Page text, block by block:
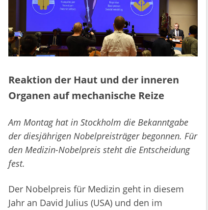
Reaktion der Haut und der inneren
Organen auf mechanische Reize
Am Montag hat in Stockholm die Bekanntgabe
der diesjährigen Nobelpreisträger begonnen. Für
den Medizin-Nobelpreis steht die Entscheidung
fest.
Der Nobelpreis für Medizin geht in diesem
Jahr an David Julius (USA) und den im